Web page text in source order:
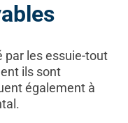
par les essuie-tout
ils sont
également à